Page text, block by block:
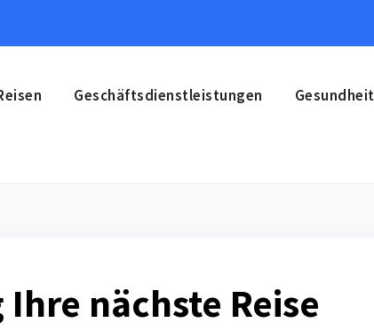
Geschäftsdienstleistungen Gesundheit
nächste Reise